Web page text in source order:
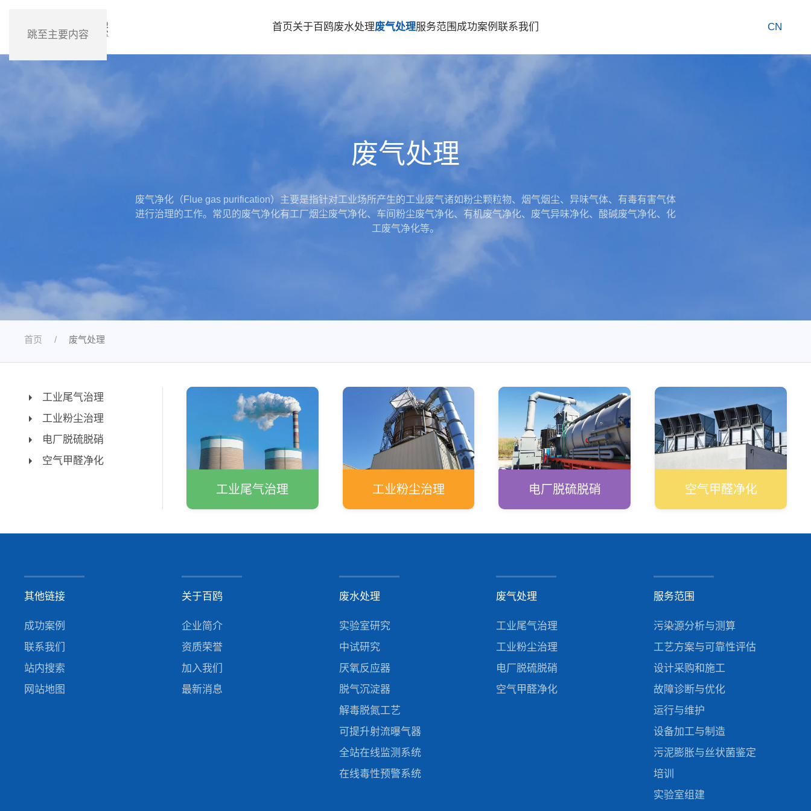
跳至主要内容
首页关于百鸥废水处理废气处理服务范围 成功案例 联系我们 CN
废气处理
废气净化（Flue gas purification）主要是指针对工业场所产生的工业废气诸如粉尘颗粒物、烟气烟尘、异味气体、有毒有害气体
进行治理的工作。常见的废气净化有工厂烟尘废气净化、车间粉尘废气净化、有机废气净化、废气异味净化、酸碱废气净化、化
工废气净化等。
首页 废气处理
工业尾气治理
工业粉尘治理
电厂脱硫脱硝
空气甲醛净化
工业尾气治理 工业粉尘治理 电厂脱硫脱硝 空气甲醛净化
其他链接
成功案例
联系我们
站内搜索
网站地图
关于百鸥
企业简介
资质荣誉
加入我们
最新消息
废水处理
实验室研究
中试研究
厌氧反应器
脱气沉淀器
解毒脱氮工艺
可提升射流曝气器
全站在线监测系统
在线毒性预警系统
废气处理
工业尾气治理
工业粉尘治理
电厂脱硫脱硝
空气甲醛净化
服务范围
污染源分析与测算
工艺方案与可靠性评估
设计采购和施工
故障诊断与优化
运行与维护
设备加工与制造
污泥膨胀与丝状菌鉴定
培训
实验室组建